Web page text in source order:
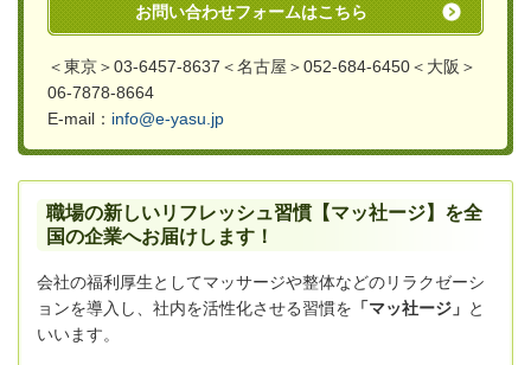
お問い合わせフォームはこちら
＜東京＞03-6457-8637＜名古屋＞052-684-6450＜大阪＞
06-7878-8664
E-mail： info@e-yasu.jp
職場の新しいリフレッシュ習慣【マッ社ージ】を全
国の企業へお届けします！
会社の福利厚生としてマッサージや整体などのリラクゼーシ
ョンを導入し、社内を活性化させる習慣を 「マッ社ージ」 と
いいます。